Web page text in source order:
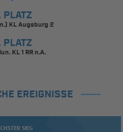
PLATZ
KL Augsburg 2
PLATZ
KL 1 RR n.A.
EREIGNISSE
SIEG